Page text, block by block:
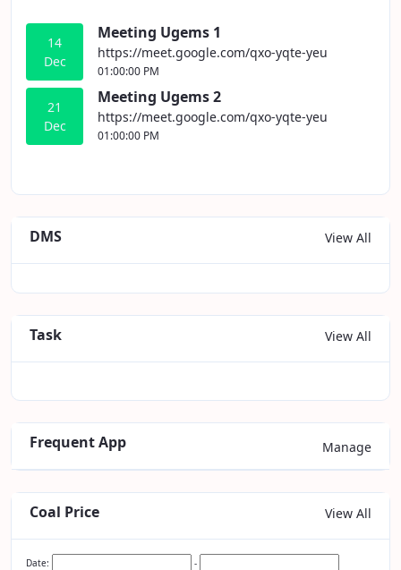
14
Dec
Meeting Ugems 1
https://meet.google.com/qxo-yqte-yeu
01:00:00 PM
21
Dec
Meeting Ugems 2
https://meet.google.com/qxo-yqte-yeu
01:00:00 PM
DMS View All
Task View All
Frequent App Manage
Coal Price View All
Date:
-